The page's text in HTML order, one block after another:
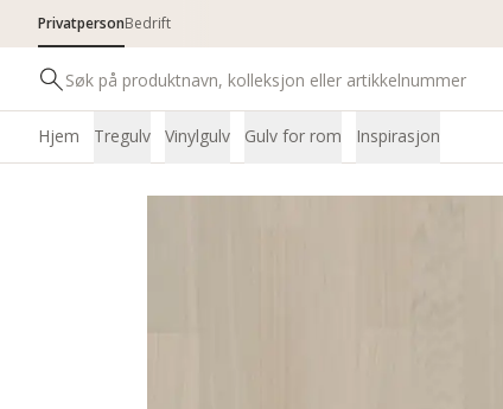
PrivatpersonBedrift
Hjem Tregulv Vinylgulv Gulv for rom Inspirasjon